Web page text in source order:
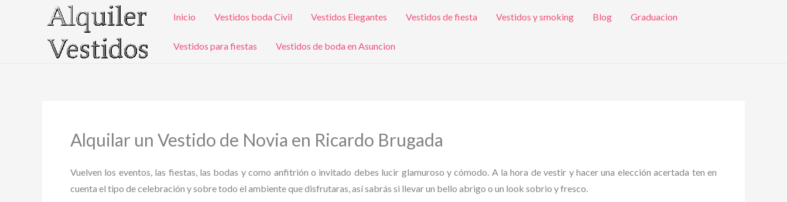
Inicio Vestidos boda Civil Vestidos Elegantes Vestidos de fiesta Vestidos y smoking Blog Graduacion
Vestidos para fiestas Vestidos de boda en Asuncion
Alquilar un Vestido de Novia en Ricardo Brugada
Vuelven los eventos, las fiestas, las bodas y como anfitrión o invitado debes lucir glamuroso y cómodo. A la hora de vestir y hacer una elección acertada ten en
cuenta el tipo de celebración y sobre todo el ambiente que disfrutaras, así sabrás si llevar un bello abrigo o un look sobrio y fresco.